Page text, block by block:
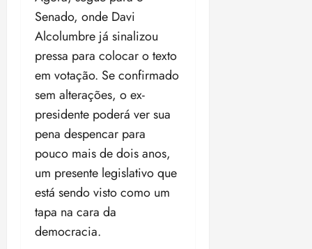
Senado, onde Davi
Alcolumbre já sinalizou
pressa para colocar o texto
em votação. Se confirmado
sem alterações, o ex-
presidente poderá ver sua
pena despencar para
pouco mais de dois anos,
um presente legislativo que
está sendo visto como um
tapa na cara da
democracia.